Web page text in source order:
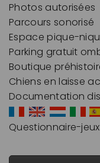
Photos autorisées
Parcours sonorisé
Espace pique-
Parking gratuit
Boutique
Chiens en laisse
Documentation
Questionnaire-